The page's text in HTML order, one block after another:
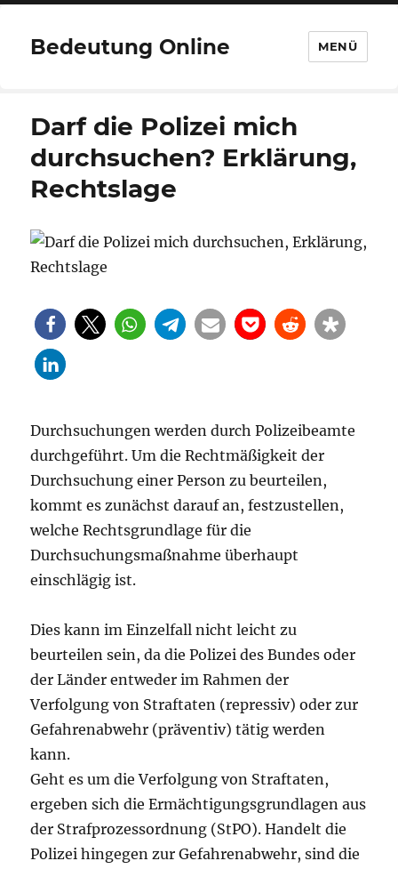
Bedeutung Online MENÜ
Darf die Polizei mich
durchsuchen? Erklärung,
Rechtslage
Durchsuchungen werden durch Polizeibeamte
durchgeführt. Um die Rechtmäßigkeit der
Durchsuchung einer Person zu beurteilen,
kommt es zunächst darauf an, festzustellen,
welche Rechtsgrundlage für die
Durchsuchungsmaßnahme überhaupt
einschlägig ist.
Dies kann im Einzelfall nicht leicht zu
beurteilen sein, da die Polizei des Bundes oder
der Länder entweder im Rahmen der
Verfolgung von Straftaten (repressiv) oder zur
Gefahrenabwehr (präventiv) tätig werden
kann.
Geht es um die Verfolgung von Straftaten,
ergeben sich die Ermächtigungsgrundlagen aus
der Strafprozessordnung (StPO). Handelt die
Polizei hingegen zur Gefahrenabwehr, sind die